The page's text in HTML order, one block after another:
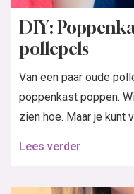
DIY:
pollepels
Van een paar oude
poppenkast poppen.
zien hoe. Maar je kunt
Lees verder